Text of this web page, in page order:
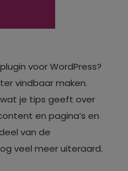
voor WordPress?
vindbaar maken.
je tips geeft over
en pagina’s en
van de
veel meer uiteraard.